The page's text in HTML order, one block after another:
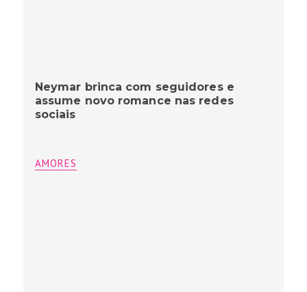
Neymar brinca com seguidores e
assume novo romance nas redes
sociais
AMORES